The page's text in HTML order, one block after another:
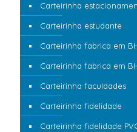
Carteirinha
Carteirinha estudante
Carteirinha fabrica em
Carteirinha fabrica em
Carteirinha faculdades
Carteirinha fidelidade
Carteirinha fidelidade